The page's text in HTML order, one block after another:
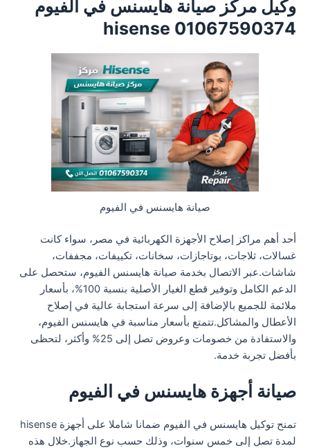
وكيل مركز صيانة هايسنس في الفيوم
01067590374 hisense
صيانة هايسنس في الفيوم
أحد أهم مراكز إصلاح الأجهزة الكهربائية في مصر، سواء كانت
غسالات، ثلاجات، بوتاجازات، سخانات، تكييفات، مجففات،
شاشات.عبر الاتصال بخدمة صيانة هايسنس الفيوم، ستحصل على
الدعم الكامل وتوفير قطع الغيار الأصلية بنسبة 100%، بأسعار
ملائمة للجميع بالإضافة إلى سرعة استجابة عالية في إصلاح
الأعطال والمشاكل.تتمتع بأسعار مناسبة في هايسنس الفيوم،
والاستفادة من خصومات وعروض تصل إلى 25% وأكثر، لتحظى
بأفضل تجربة خدمة.
صيانة أجهزة هايسنس في الفيوم
تمنح توكيل هايسنس في الفيوم ضمانا شاملا على أجهزة hisense
لمدة تصل إلى خمس سنوات، وذلك حسب نوع الجهاز.خلال هذه